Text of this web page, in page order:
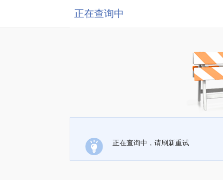
正在查询中
正在查询中，请刷新重试